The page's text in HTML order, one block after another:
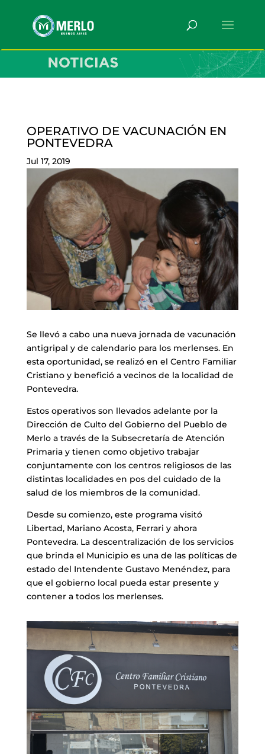
OPERATIVO DE VACUNACIÓN EN
PONTEVEDRA
Jul 17, 2019
Se llevó a cabo una nueva jornada de vacunación
antigripal y de calendario para los merlenses. En
esta oportunidad, se realizó en el Centro Familiar
Cristiano y benefició a vecinos de la localidad de
Pontevedra.
Estos operativos son llevados adelante por la
Dirección de Culto del Gobierno del Pueblo de
Merlo a través de la Subsecretaría de Atención
Primaria y tienen como objetivo trabajar
conjuntamente con los centros religiosos de las
distintas localidades en pos del cuidado de la
salud de los miembros de la comunidad.
Desde su comienzo, este programa visitó
Libertad, Mariano Acosta, Ferrari y ahora
Pontevedra. La descentralización de los servicios
que brinda el Municipio es una de las políticas de
estado del Intendente Gustavo Menéndez, para
que el gobierno local pueda estar presente y
contener a todos los merlenses.